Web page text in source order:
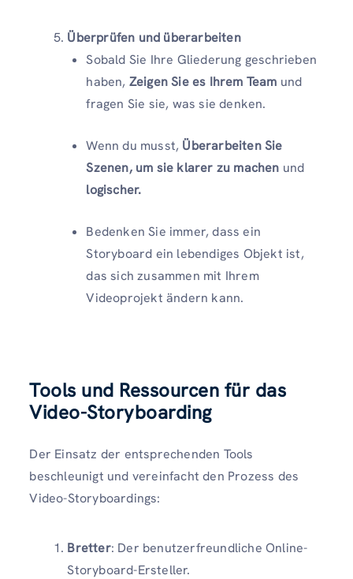
Überprüfen und überarbeiten
Sobald Sie Ihre Gliederung geschrieben
haben, Zeigen Sie es Ihrem Team und
fragen Sie sie, was sie denken.
Wenn du musst, Überarbeiten Sie
Szenen, um sie klarer zu machen und
logischer.
Bedenken Sie immer, dass ein
Storyboard ein lebendiges Objekt ist,
das sich zusammen mit Ihrem
Videoprojekt ändern kann.
Tools und Ressourcen für das
Video-Storyboarding
Der Einsatz der entsprechenden Tools
beschleunigt und vereinfacht den Prozess des
Video-Storyboardings:
Bretter: Der benutzerfreundliche Online-
Storyboard-Ersteller.